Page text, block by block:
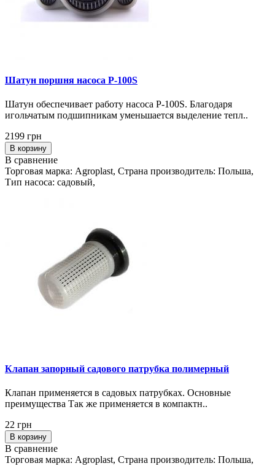
Шатун поршня насоса P-100S
Шатун обеспечивает работу насоса P-100S. Благодаря
игольчатым подшипникам уменьшается выделение тепл..
2199 грн
В корзину
В сравнение
Торговая марка: Agroplast, Страна производитель: Польша,
Тип насоса: садовый,
Клапан запорный садового патрубка полимерный
Клапан применяется в садовых патрубках. Основные
преимущества Так же применяется в компактн..
22 грн
В корзину
В сравнение
Торговая марка: Agroplast, Страна производитель: Польша,